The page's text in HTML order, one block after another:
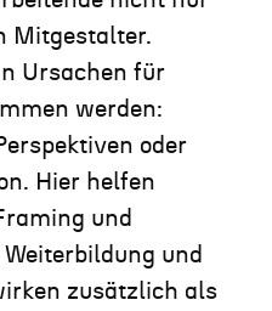
Mitgestalter.
Ursachen für
werden:
oder
Hier helfen
und
und
zusätzlich als